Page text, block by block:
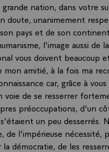
nation, dans votre
doute, unanimement
pays et de son
l'image aussi de
vous doivent beaucoup
mon amitié, à la fois ma
car, grâce à
voie de se resserrer
préoccupations, d'un
un peu desserrés.
de l'impérieuse nécessité,
démocratie, de les